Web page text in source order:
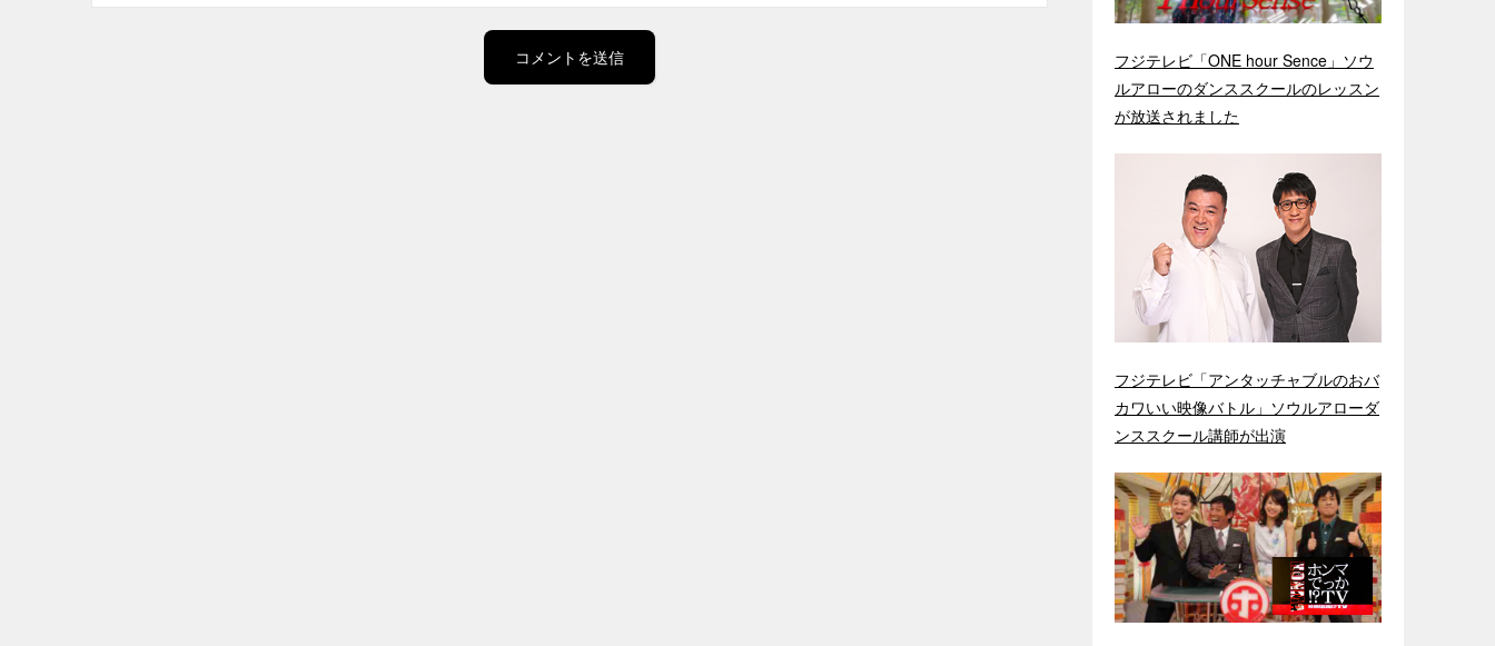
フジテレビ「ONE hour Sence」ソウ
ルアローのダンススクールのレッスン
が放送されました
フジテレビ「アンタッチャブルのおバ
カワいい映像バトル」ソウルアローダ
ンススクール講師が出演